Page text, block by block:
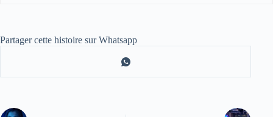
Partager cette histoire sur Whatsapp